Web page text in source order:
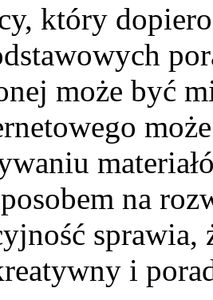
który
może być
na
sprawia,
i